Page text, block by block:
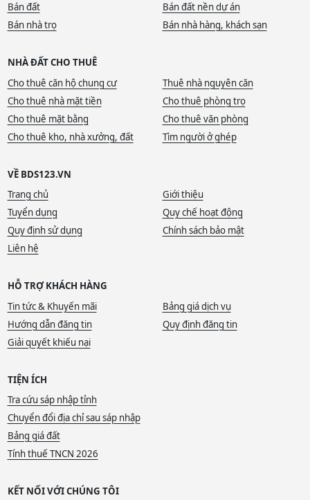
Bán đất
Bán đất nền dự án
Bán nhà trọ
Bán nhà hàng, khách sạn
NHÀ ĐẤT CHO THUÊ
Cho thuê căn hộ chung cư
Thuê nhà nguyên căn
Cho thuê nhà mặt tiền
Cho thuê phòng trọ
Cho thuê mặt bằng
Cho thuê văn phòng
Cho thuê kho, nhà xưởng, đất
Tìm người ở ghép
VỀ BDS123.VN
Trang chủ
Giới thiệu
Tuyển dụng
Quy chế hoạt động
Quy định sử dụng
Chính sách bảo mật
Liên hệ
HỖ TRỢ KHÁCH HÀNG
Tin tức & Khuyến mãi
Bảng giá dịch vụ
Hướng dẫn đăng tin
Quy định đăng tin
Giải quyết khiếu nại
TIỆN ÍCH
Tra cứu sáp nhập tỉnh
Chuyển đổi địa chỉ sau sáp nhập
Bảng giá đất
Tính thuế TNCN 2026
KẾT NỐI VỚI CHÚNG TÔI